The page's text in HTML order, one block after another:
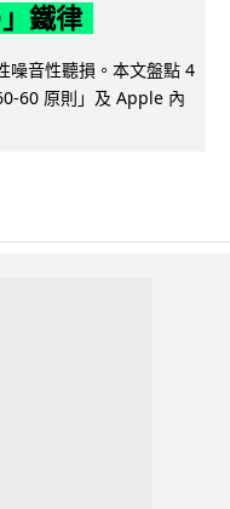
鐵律
噪音性聽損。本文盤點 4
60 原則」及 Apple 內